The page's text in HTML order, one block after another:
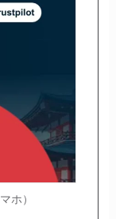
ホ）